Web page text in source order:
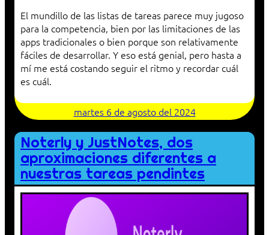
El mundillo de las listas de tareas parece muy jugoso
para la competencia, bien por las limitaciones de las
apps tradicionales o bien porque son relativamente
fáciles de desarrollar. Y eso está genial, pero hasta a
mí me está costando seguir el ritmo y recordar cuál
es cuál.
martes 6 de agosto del 2024
Noterly y JustNotes, dos
aproximaciones diferentes a
nuestras tareas pendintes